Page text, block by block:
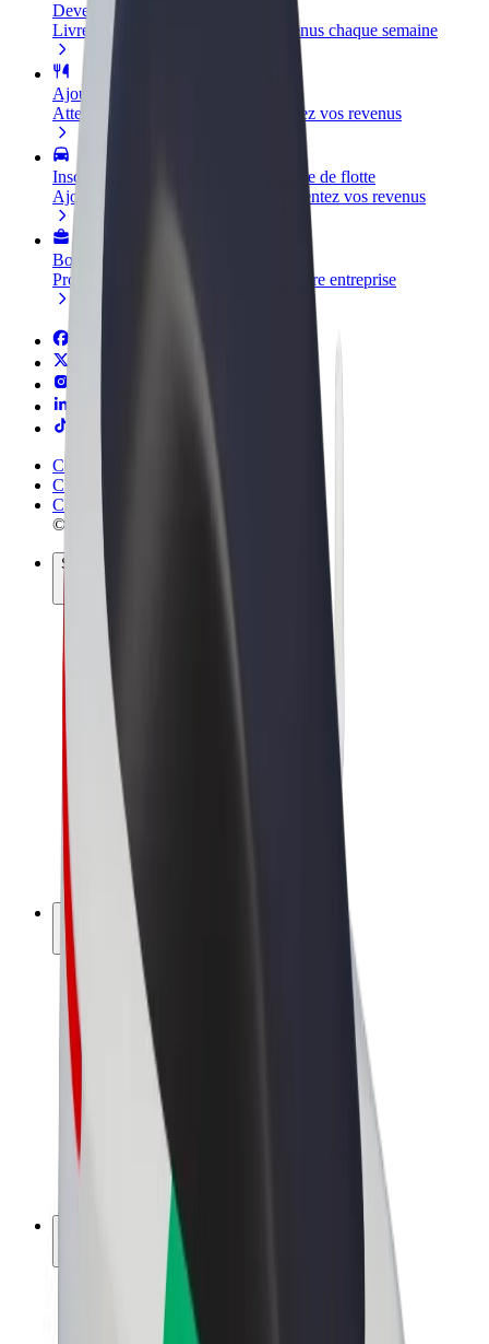
Devenir livreur
Livrez des repas et générez des revenus chaque semaine
Ajouter un restaurant ou un magasin
Atteignez plus de clients et augmentez vos revenus
Inscrivez-vous en tant que propriétaire de flotte
Ajoutez votre flotte sur Bolt et augmentez vos revenus
Bolt for Business
Produits et services Bolt adaptés à votre entreprise
Conditions générales
Confidentialité
Cookies
© 2026 Bolt Technology OÜ
Services
Trajets
Trottinettes électriques
Bolt Market
Bolt Food
Bolt Drive
Bolt for Business
Vélos électriques
Bolt Plus
Générez des revenus avec Bolt
Chauffeur
Revenus du chauffeur
Revenus du livreur
Commerçants Bolt Food
Rejoignez-nous
À propos de Bolt